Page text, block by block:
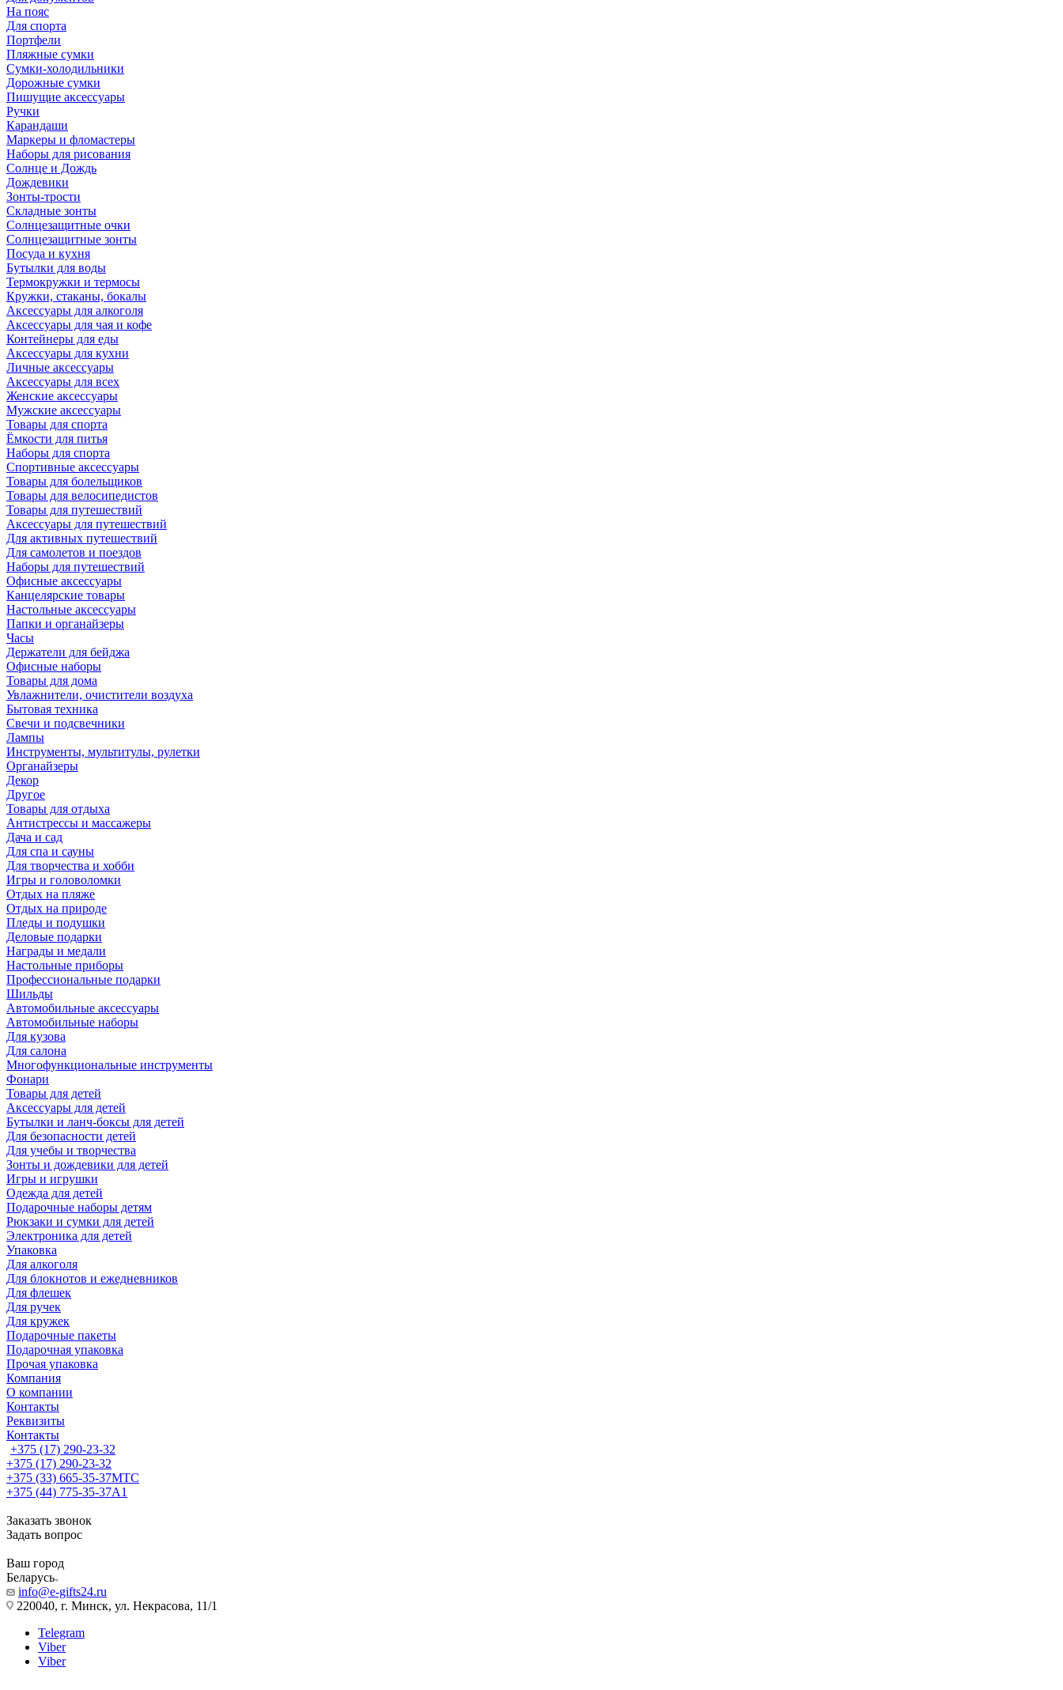
На пояс
Для спорта
Портфели
Пляжные сумки
Сумки-холодильники
Дорожные сумки
Пишущие аксессуары
Ручки
Карандаши
Маркеры и фломастеры
Наборы для рисования
Солнце и Дождь
Дождевики
Зонты-трости
Складные зонты
Солнцезащитные очки
Солнцезащитные зонты
Посуда и кухня
Бутылки для воды
Термокружки и термосы
Кружки, стаканы, бокалы
Аксессуары для алкоголя
Аксессуары для чая и кофе
Контейнеры для еды
Аксессуары для кухни
Личные аксессуары
Аксессуары для всех
Женские аксессуары
Мужские аксессуары
Товары для спорта
Ёмкости для питья
Наборы для спорта
Спортивные аксессуары
Товары для болельщиков
Товары для велосипедистов
Товары для путешествий
Аксессуары для путешествий
Для активных путешествий
Для самолетов и поездов
Наборы для путешествий
Офисные аксессуары
Канцелярские товары
Настольные аксессуары
Папки и органайзеры
Часы
Держатели для бейджа
Офисные наборы
Товары для дома
Увлажнители, очистители воздуха
Бытовая техника
Свечи и подсвечники
Лампы
Инструменты, мультитулы, рулетки
Органайзеры
Декор
Другое
Товары для отдыха
Антистрессы и массажеры
Дача и сад
Для спа и сауны
Для творчества и хобби
Игры и головоломки
Отдых на пляже
Отдых на природе
Пледы и подушки
Деловые подарки
Награды и медали
Настольные приборы
Профессиональные подарки
Шильды
Автомобильные аксессуары
Автомобильные наборы
Для кузова
Для салона
Многофункциональные инструменты
Фонари
Товары для детей
Аксессуары для детей
Бутылки и ланч-боксы для детей
Для безопасности детей
Для учебы и творчества
Зонты и дождевики для детей
Игры и игрушки
Одежда для детей
Подарочные наборы детям
Рюкзаки и сумки для детей
Электроника для детей
Упаковка
Для алкоголя
Для блокнотов и ежедневников
Для флешек
Для ручек
Для кружек
Подарочные пакеты
Подарочная упаковка
Прочая упаковка
Компания
О компании
Контакты
Реквизиты
Контакты
+375 (17) 290-23-32
+375 (17) 290-23-32
+375 (33) 665-35-37МТС
+375 (44) 775-35-37А1
Заказать звонок
Задать вопрос
Ваш город
Беларусь
info@e-gifts24.ru
220040, г. Минск, ул. Некрасова, 11/1
Telegram
Viber
Viber